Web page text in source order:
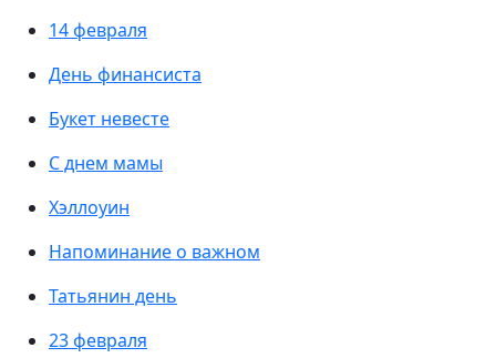
14 февраля
День финансиста
Букет невесте
С днем мамы
Хэллоуин
Напоминание о важном
Татьянин день
23 февраля